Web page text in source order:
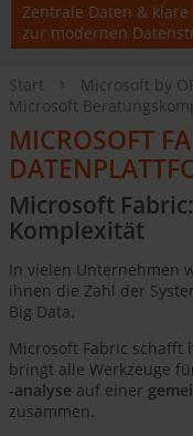
Zentrale Daten &
zur modernen
Start
Microsoft by
Microsoft
MICROSOFT
Microsoft
Komplexität
In vielen Unternehmen
ihnen die Zahl der
Big Data.
Microsoft Fabric schafft
bringt alle Werkzeuge
-analyse auf einer
zusammen.